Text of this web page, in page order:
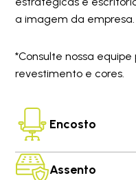
a imagem da empresa.
*Consulte nossa
revestimento e cores.
Encosto
Assento